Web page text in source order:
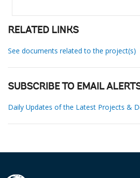
RELATED LINKS
See documents related to the project(s)
SUBSCRIBE TO EMAIL
Daily Updates of the Latest Projects &